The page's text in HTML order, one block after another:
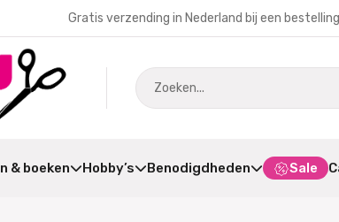
Gratis verzending in Nederland bij een
& boeken Hobby’s Benodigdheden Sale